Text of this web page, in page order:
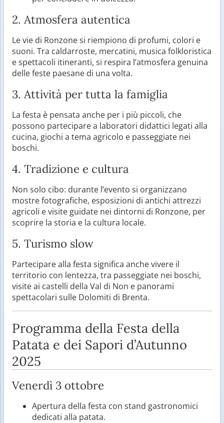
2. Atmosfera autentica
Le vie di Ronzone si riempiono di profumi, colori e
suoni. Tra caldarroste, mercatini, musica folkloristica
e spettacoli itineranti, si respira l’atmosfera genuina
delle feste paesane di una volta.
3. Attività per tutta la famiglia
La festa è pensata anche per i più piccoli, che
possono partecipare a laboratori didattici legati alla
cucina, giochi a tema agricolo e passeggiate nei
boschi.
4. Tradizione e cultura
Non solo cibo: durante l’evento si organizzano
mostre fotografiche, esposizioni di antichi attrezzi
agricoli e visite guidate nei dintorni di Ronzone, per
scoprire la storia e la cultura locale.
5. Turismo slow
Partecipare alla festa significa anche vivere il
territorio con lentezza, tra passeggiate nei boschi,
visite ai castelli della Val di Non e panorami
spettacolari sulle Dolomiti di Brenta.
Programma della Festa della
Patata e dei Sapori d’Autunno
2025
Venerdì 3 ottobre
Apertura della festa con stand gastronomici
dedicati alla patata.